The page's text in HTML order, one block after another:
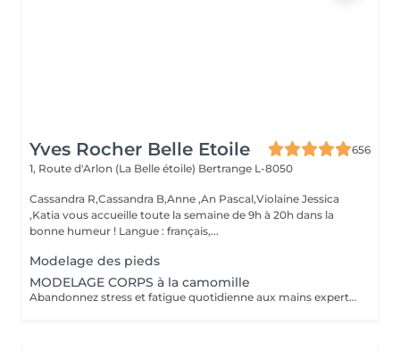
Yves Rocher Belle Etoile
656
1, Route d'Arlon (La Belle étoile) Bertrange L-8050
Cassandra R,Cassandra B,Anne ,An Pascal,Violaine Jessica
,Katia vous accueille toute la semaine de 9h à 20h dans la
bonne humeur ! Langue : français,...
Modelage des pieds
MODELAGE CORPS à la camomille
Abandonnez stress et fatigue quotidienne aux mains expertes de notre estheticienne. Sa gestuelle manuelle libere instantanement chacun de vos points de tension depuis les pieds jusqu à la nuque Le doux parfum fleuri de la camomille enveloppe votre corps et apaise vos sens et votre esprit. lacher prise dans un incroyable moment de detente . Vous etes apaisée et detendue.